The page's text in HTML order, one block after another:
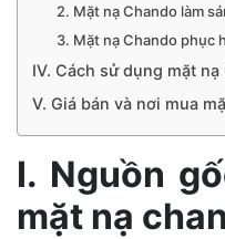
2. Mặt nạ Chando làm
3. Mặt nạ Chando phục
IV. Cách sử dụng mặt
V. Giá bán và nơi mua
I. Nguồn
mặt nạ